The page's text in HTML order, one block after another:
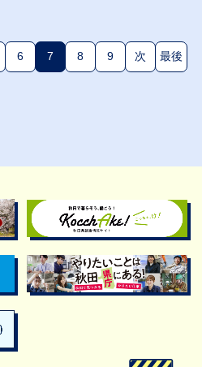
6 7(現在のページ)
8 9 次 最後